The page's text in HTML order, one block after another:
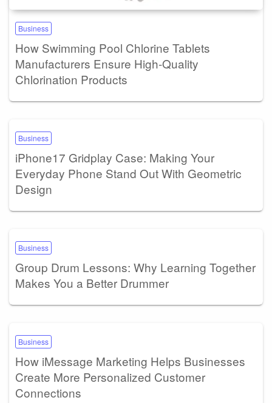
Business
How Swimming Pool Chlorine Tablets
Manufacturers Ensure High-Quality
Chlorination Products
Business
iPhone17 Gridplay Case: Making Your
Everyday Phone Stand Out With Geometric
Design
Business
Group Drum Lessons: Why Learning Together
Makes You a Better Drummer
Business
How iMessage Marketing Helps Businesses
Create More Personalized Customer
Connections